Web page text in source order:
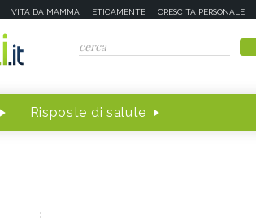
VITA DA MAMMA ETICAMENTE CRESCITA PERSONALE
Risposte di salute